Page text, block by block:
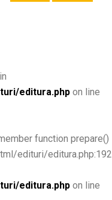
editura.php on line
function prepare()
edituri/editura.php:192
editura.php on line